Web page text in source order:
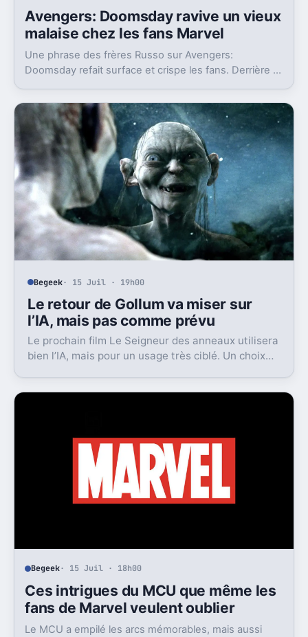
Avengers: Doomsday ravive un vieux
malaise chez les fans Marvel
Une phrase des frères Russo sur Avengers:
Doomsday refait surface et crispe les fans. Derrière la
Begeek· 15 Juil · 19h00
Le retour de Gollum va miser sur
l’IA, mais pas comme prévu
Le prochain film Le Seigneur des anneaux utilisera
bien l’IA, mais pour un usage très ciblé. Un choix
Begeek· 15 Juil · 18h00
Ces intrigues du MCU que même les
fans de Marvel veulent oublier
Le MCU a empilé les arcs mémorables, mais aussi